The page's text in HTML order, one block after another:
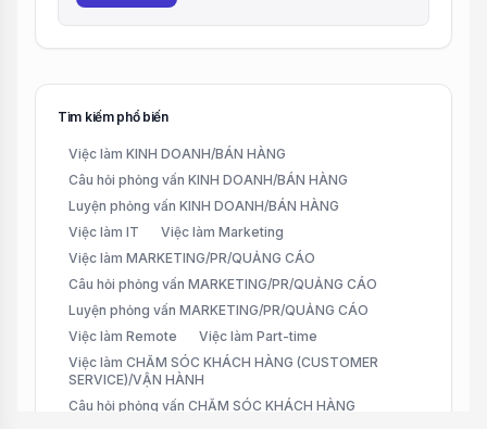
Tìm kiếm phổ biến
Việc làm KINH DOANH/BÁN HÀNG
Câu hỏi phỏng vấn KINH DOANH/BÁN HÀNG
Luyện phỏng vấn KINH DOANH/BÁN HÀNG
Việc làm IT
Việc làm Marketing
Việc làm MARKETING/PR/QUẢNG CÁO
Câu hỏi phỏng vấn MARKETING/PR/QUẢNG CÁO
Luyện phỏng vấn MARKETING/PR/QUẢNG CÁO
Việc làm Remote
Việc làm Part-time
Việc làm CHĂM SÓC KHÁCH HÀNG (CUSTOMER
SERVICE)/VẬN HÀNH
Câu hỏi phỏng vấn CHĂM SÓC KHÁCH HÀNG